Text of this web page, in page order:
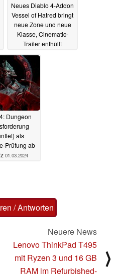
Neues Diablo 4-Addon
Vessel of Hatred bringt
neue Zone und neue
Klasse, Cinematic-
Trailer enthüllt
Dungeon
als
Prüfung ab
01.03.2024
/ Antworten
Neuere News
Lenovo ThinkPad T495
mit Ryzen 3 und 16 GB
RAM im Refurbished-
⟩